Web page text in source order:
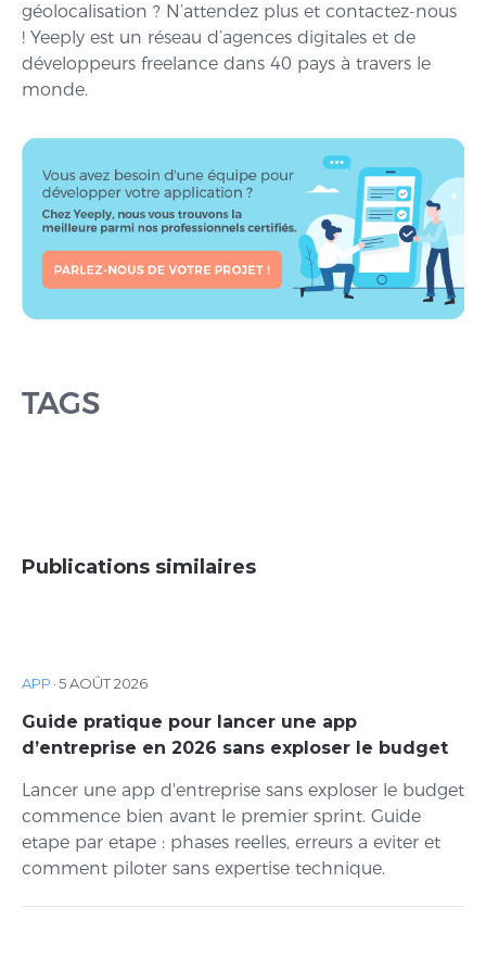
géolocalisation ? N’attendez plus et contactez-nous
! Yeeply est un réseau d’agences digitales et de
développeurs freelance dans 40 pays à travers le
monde.
TAGS
Publications similaires
APP ·5 AOÛT 2026
Guide pratique pour lancer une app
d’entreprise en 2026 sans exploser le budget
Lancer une app d'entreprise sans exploser le budget
commence bien avant le premier sprint. Guide
etape par etape : phases reelles, erreurs a eviter et
comment piloter sans expertise technique.